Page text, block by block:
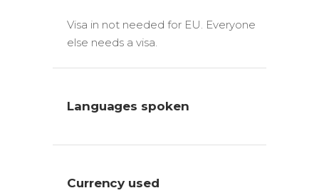
Visa in not needed for EU. Everyone
else needs a visa.
Languages spoken
Currency used